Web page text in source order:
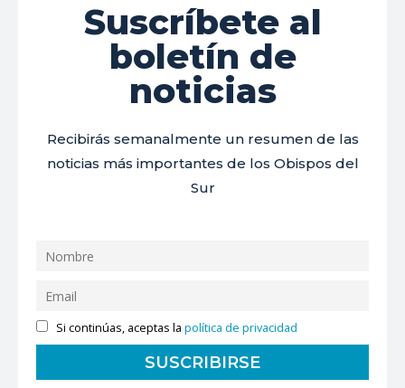
Suscríbete al
boletín de
noticias
Recibirás semanalmente un resumen de las
noticias más importantes de los Obispos del
Sur
Si continúas, aceptas lapolítica de privacidad